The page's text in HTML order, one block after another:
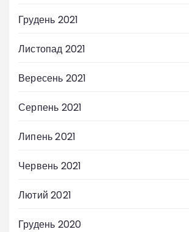
Грудень 2021
Листопад 2021
Вересень 2021
Серпень 2021
Липень 2021
Червень 2021
Лютий 2021
Грудень 2020